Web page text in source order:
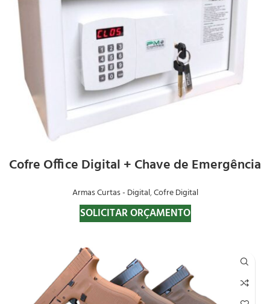
Cofre Office Digital + Chave de Emergência
Armas Curtas - Digital,Cofre Digital
SOLICITAR ORÇAMENTO